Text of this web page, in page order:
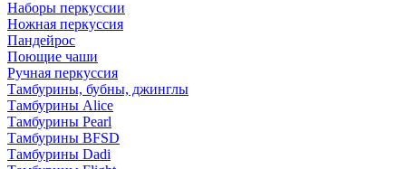
Наборы перкуссии
Ножная перкуссия
Пандейрос
Поющие чаши
Ручная перкуссия
Тамбурины, бубны, джинглы
Тамбурины Alice
Тамбурины Pearl
Тамбурины BFSD
Тамбурины Dadi